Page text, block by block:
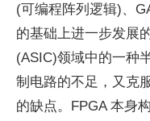
(可编程阵列逻辑)、
的基础上进一步发展
(ASIC)领域中的一种
制电路的不足，又克
的缺点。FPGA 本身